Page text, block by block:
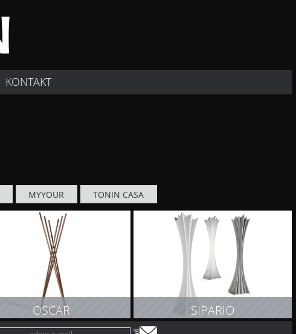
KONTAKT
MYYOUR TONIN CASA
OSCAR SIPARIO